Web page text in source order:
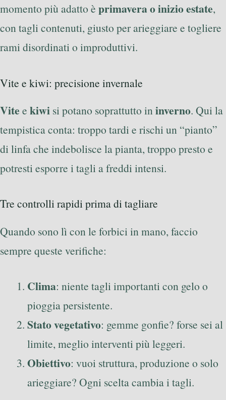
momento più adatto è primavera o inizio estate,
con tagli contenuti, giusto per arieggiare e togliere
rami disordinati o improduttivi.
Vite e kiwi: precisione invernale
Vite e kiwi si potano soprattutto ininverno. Qui la
tempistica conta: troppo tardi e rischi un “pianto”
di linfa che indebolisce la pianta, troppo presto e
potresti esporre i tagli a freddi intensi.
Tre controlli rapidi prima di tagliare
Quando sono lì con le forbici in mano, faccio
sempre queste verifiche:
Clima: niente tagli importanti con gelo o
pioggia persistente.
Stato vegetativo: gemme gonfie? forse sei al
limite, meglio interventi più leggeri.
Obiettivo: vuoi struttura, produzione o solo
arieggiare? Ogni scelta cambia i tagli.